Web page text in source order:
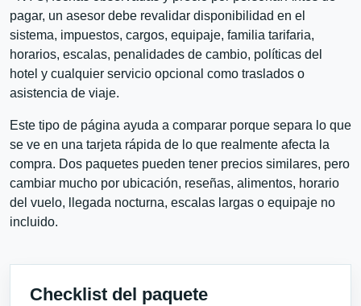
pagar, un asesor debe revalidar disponibilidad en el
sistema, impuestos, cargos, equipaje, familia tarifaria,
horarios, escalas, penalidades de cambio, políticas del
hotel y cualquier servicio opcional como traslados o
asistencia de viaje.
Este tipo de página ayuda a comparar porque separa lo que
se ve en una tarjeta rápida de lo que realmente afecta la
compra. Dos paquetes pueden tener precios similares, pero
cambiar mucho por ubicación, reseñas, alimentos, horario
del vuelo, llegada nocturna, escalas largas o equipaje no
incluido.
Checklist del paquete